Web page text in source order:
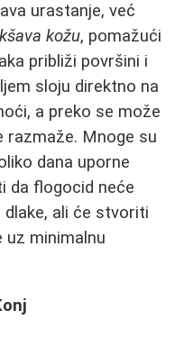
urastanje, već
kožu, pomažući
približi površini i
sloju direktno na
a preko se može
razmaže. Mnoge su
dana uporne
da flogocid neće
ali će stvoriti
minimalnu